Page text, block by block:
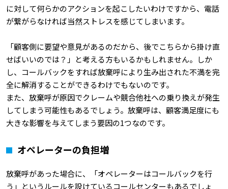
に対して何らかのアクションを起こしたいわけですから、電話
が繋がらなければ当然ストレスを感じてしまいます。
「顧客側に要望や意見があるのだから、後でこちらから掛け直
せばいいのでは？」と考える方もいるかもしれません。しか
し、コールバックをすれば放棄呼により生み出された不満を完
全に解消することができるわけでもないのです。
また、放棄呼が原因でクレームや競合他社への乗り換えが発生
してしまう可能性もあるでしょう。放棄呼は、顧客満足度にも
大きな影響を与えてしまう要因の1つなのです。
オペレーターの負担増
放棄呼があった場合に、「オペレーターはコールバックを行
う」というルールを設けているコールセンターもあるでしょ